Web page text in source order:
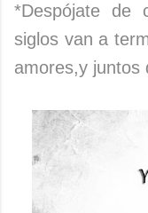
*Despójate de
siglos van a
amores,y juntos